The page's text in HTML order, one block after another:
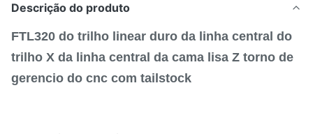
Descrição do produto
FTL320 do trilho linear duro da linha central do
trilho X da linha central da cama lisa Z torno de
gerencio do cnc com tailstock